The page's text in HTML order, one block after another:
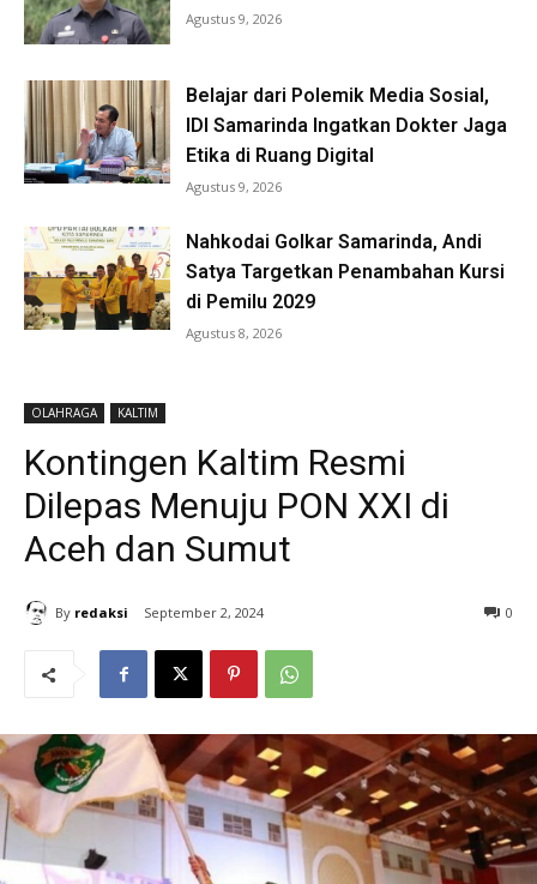
Agustus 9, 2026
Belajar dari Polemik Media Sosial,
IDI Samarinda Ingatkan Dokter Jaga
Etika di Ruang Digital
Agustus 9, 2026
Nahkodai Golkar Samarinda, Andi
Satya Targetkan Penambahan Kursi
di Pemilu 2029
Agustus 8, 2026